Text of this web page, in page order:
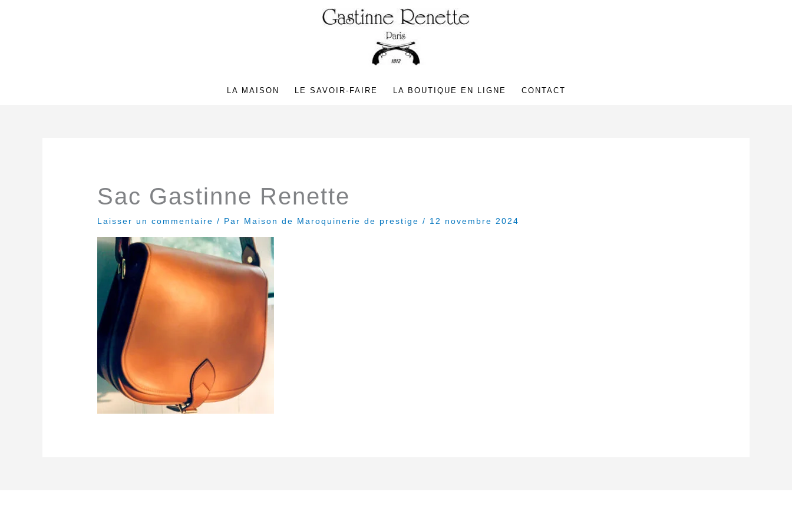
LA MAISON LE SAVOIR-FAIRE LA BOUTIQUE EN LIGNE CONTACT
Sac Gastinne Renette
Laisser un commentaire / Par Maison de Maroquinerie de prestige/ 12 novembre 2024